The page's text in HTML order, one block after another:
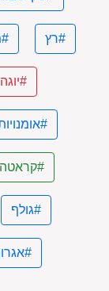
#רץ
#יוגה
#קראטה
#גולף